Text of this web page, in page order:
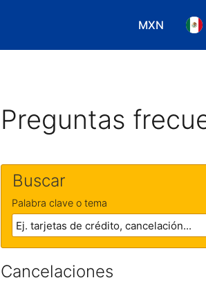
MXN
Elegir tu
Preguntas
Buscar
Palabra clave o tema
Cancelaciones